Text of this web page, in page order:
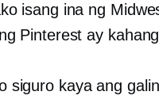
isang ina ng
Pinterest ay
siguro kaya ang